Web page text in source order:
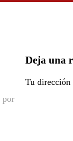
Deja una
Tu dirección
por